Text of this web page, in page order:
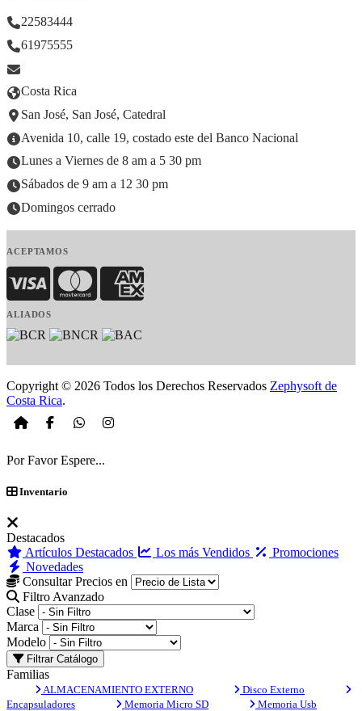
22583444
61975555
Costa Rica
San José, San José, Catedral
Avenida 10, calle 19, costado este del Banco Nacional
Lunes a Viernes de 8 am a 5 30 pm
Sábados de 9 am a 12 30 pm
Domingos cerrado
ACEPTAMOS
Visa MasterCardAmerican Express
ALIADOS
Copyright © 2026 Todos los Derechos Reservados Zephysoft de
Costa Rica.
Por Favor Espere...
Inventario
Destacados
Artículos Destacados
Los más Vendidos
Promociones
Novedades
Consultar Precios en
Filtro Avanzado
Clase
Marca
Modelo
Filtrar Catálogo
Familias
ALMACENAMIENTO EXTERNO
Disco Externo
Encapsuladores
Memoria Micro SD
Memoria Usb